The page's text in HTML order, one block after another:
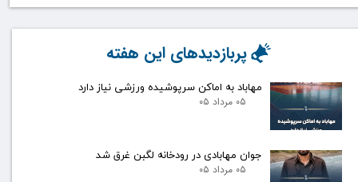
مهاباد به اماکن سرپوشیده ورزشی نیاز دارد
۰۵ مرداد ۰۵
جوان مهابادی در رودخانه لگبن غرق شد
۰۵ مرداد ۰۵
پربازدیدهای این هفته